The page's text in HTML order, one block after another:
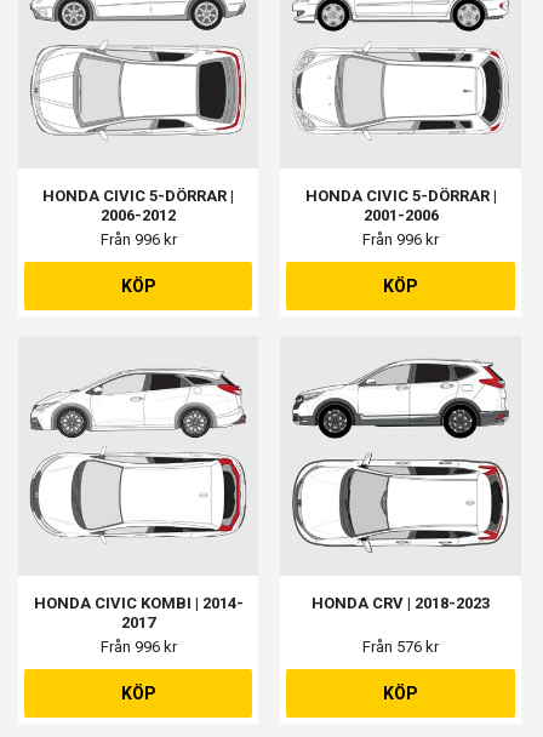
HONDA CIVIC 5-DÖRRAR |
2006-2012
Från 996 kr
KÖP
HONDA CIVIC 5-DÖRRAR |
2001-2006
Från 996 kr
KÖP
HONDA CIVIC KOMBI | 2014-
2017
Från 996 kr
KÖP
HONDA CRV | 2018-2023
Från 576 kr
KÖP